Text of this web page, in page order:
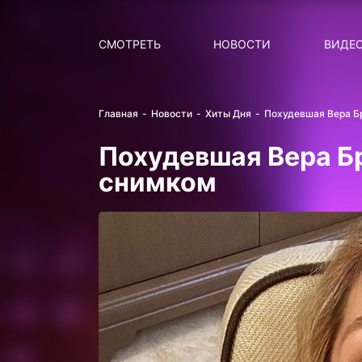
СМОТРЕТЬ НОВОСТИ
Главная Новости Хиты Дня Похудевшая Вера
Похудевшая Вера
снимком